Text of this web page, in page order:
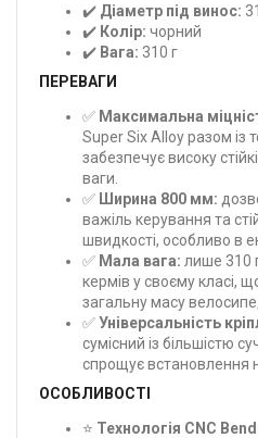
✔️ Діаметр під винос:
✔️ Колір: чорний
✔️ Вага: 310 г
ПЕРЕВАГИ
✅ Максимальна
Super Six Alloy разом із
забезпечує високу
ваги.
✅ Ширина 800 мм:
важіль керування та
швидкості, особливо в
✅ Мала вага: лише 310
кермів у своєму класі,
загальну масу
✅Універсальність
сумісний із більшістю
спрощує встановлення
ОСОБЛИВОСТІ
⭐ Технологія CNC